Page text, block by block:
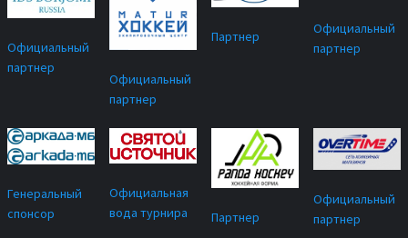
Официальный
партнер
Официальный
партнер
Партнер
Официальный
партнер
Генеральный
спонсор
Официальная
вода турнира
Партнер
Официальный
партнер